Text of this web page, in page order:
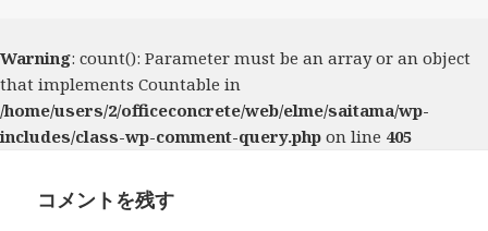
Warning: count(): Parameter must be an array or an object
that implements Countable in
/home/users/2/officeconcrete/web/elme/saitama/wp-
includes/class-wp-comment-query.php on line 405
コメントを残す